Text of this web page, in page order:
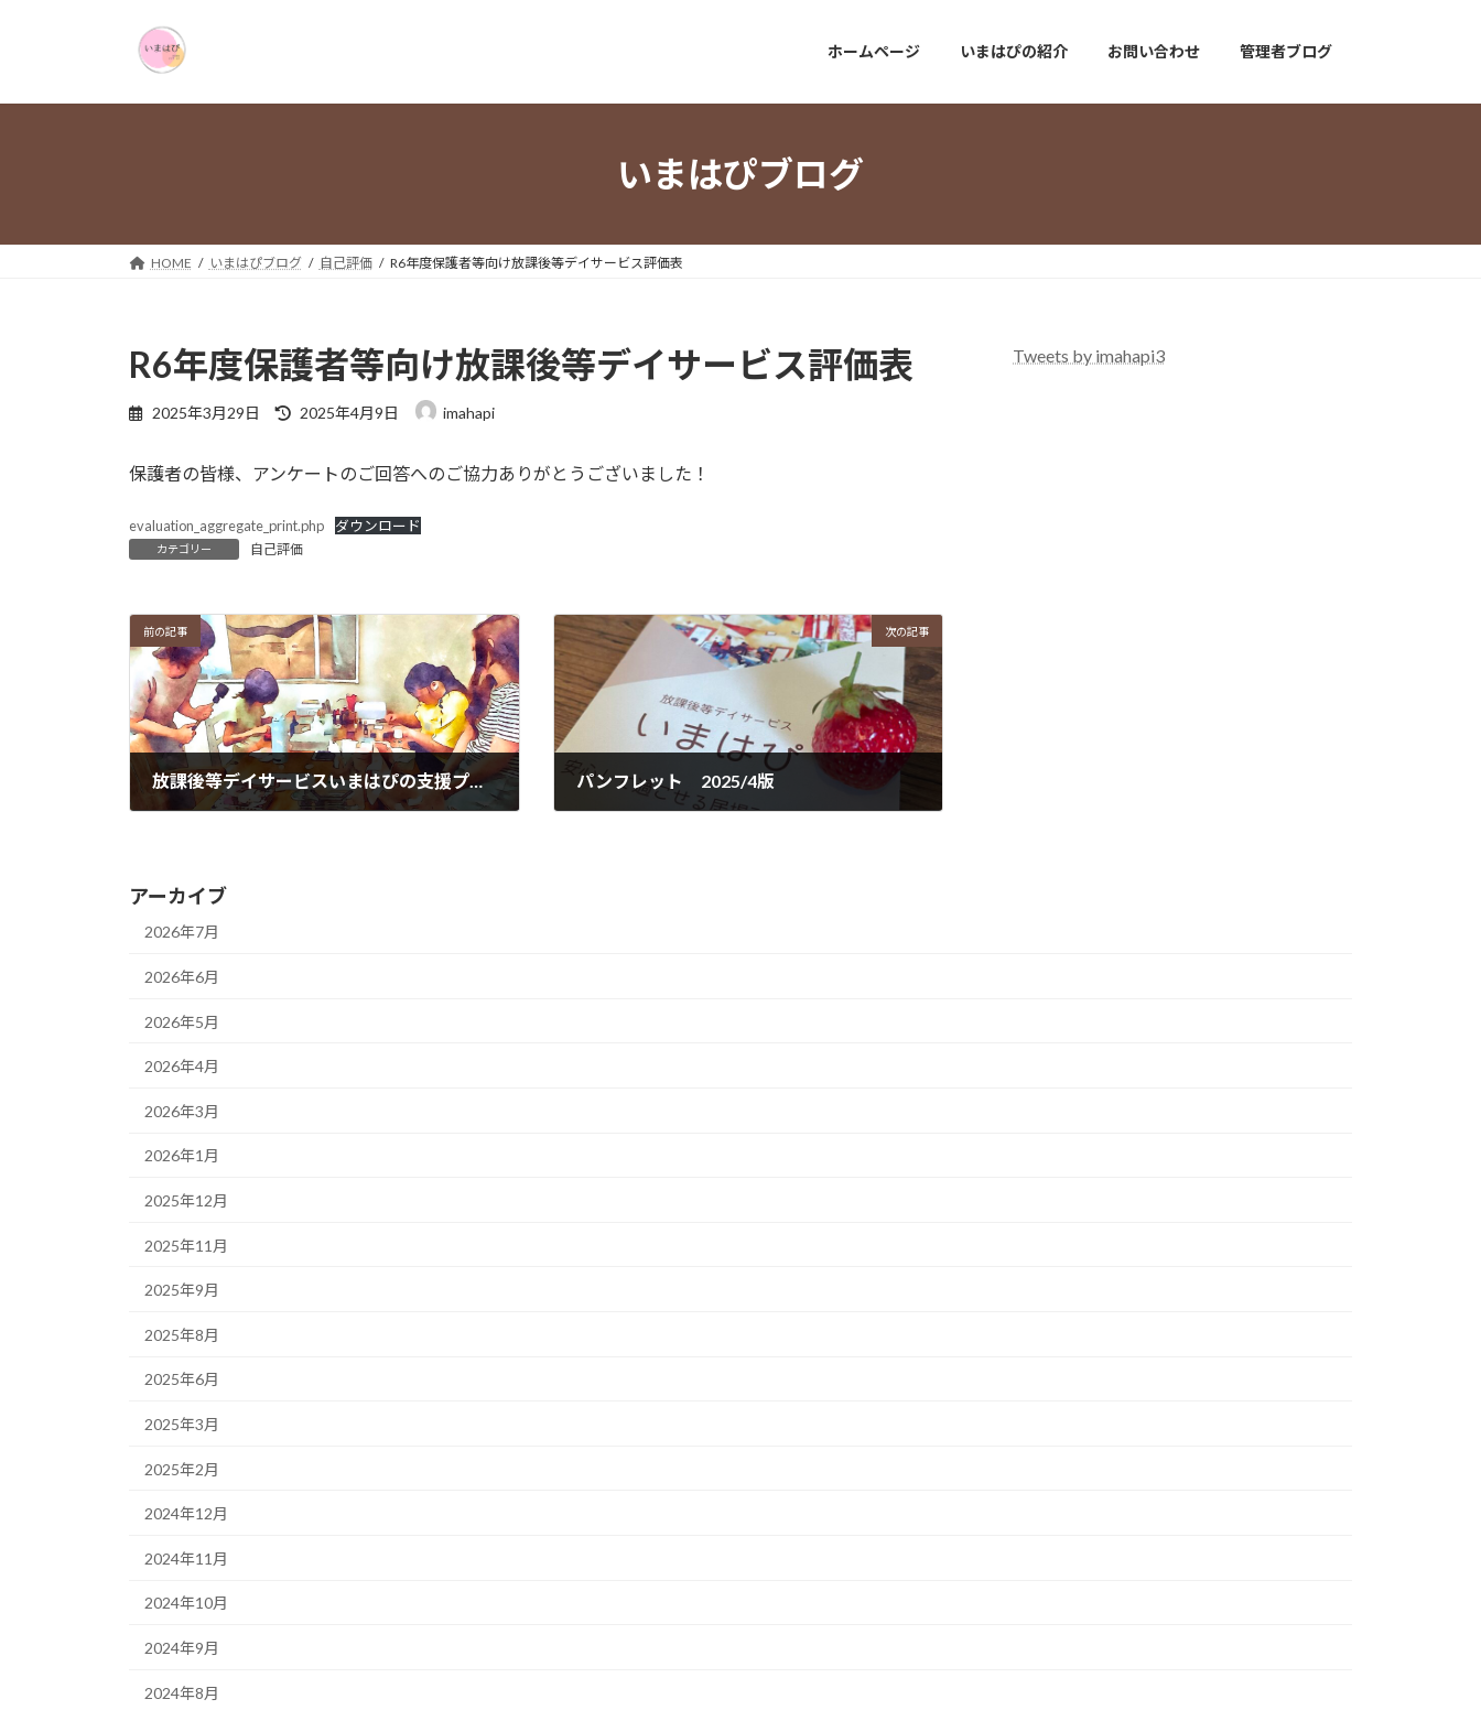
プ
動
ホームページ いまはぴの紹介 お問い合わせ 管理者ブログ
いまはぴブログ
HOME いまはぴブログ 自己評価 R6年度保護者等向け放課後等デイサービス評価表
R6年度保護者等向け放課後等デイサービス評価表
2025年3月29日
最
新
時
:
2025年4月9日 imahapi
保護者の皆様、アンケートのご回答へのご協力ありがとうございました！
evaluation_aggregate_print.php ダウンロード
カテゴリー 自己評価
前の記事
放課後等デイサービスいまはぴの支援プログラム
次の記事
パンフレット 2025/4版
Tweets by imahapi3
アーカイブ
2026年7月
2026年6月
2026年5月
2026年4月
2026年3月
2026年1月
2025年12月
2025年11月
2025年9月
2025年8月
2025年6月
2025年3月
2025年2月
2024年12月
2024年11月
2024年10月
2024年9月
2024年8月